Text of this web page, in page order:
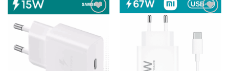
d’envies
d’envies